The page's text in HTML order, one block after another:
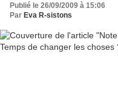
Publié le 26/09/2009 à 15:06
Par Eva R-sistons